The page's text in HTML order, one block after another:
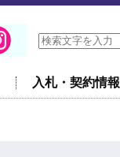
入札・契約情報